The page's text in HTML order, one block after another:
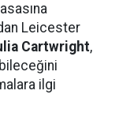
Leicester
Cartwright,
ilgi